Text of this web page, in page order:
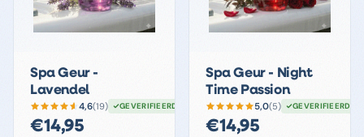
Spa Geur -
Lavendel
4,6(19) GEVERIFIEERD
€14,95
Spa Geur - Night
Time Passion
5,0(5) GEVERIFIEERD
€14,95